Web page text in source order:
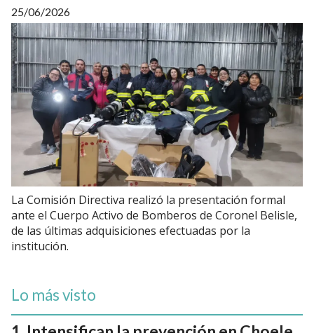
25/06/2026
La Comisión Directiva realizó la presentación formal
ante el Cuerpo Activo de Bomberos de Coronel Belisle,
de las últimas adquisiciones efectuadas por la
institución.
Lo más visto